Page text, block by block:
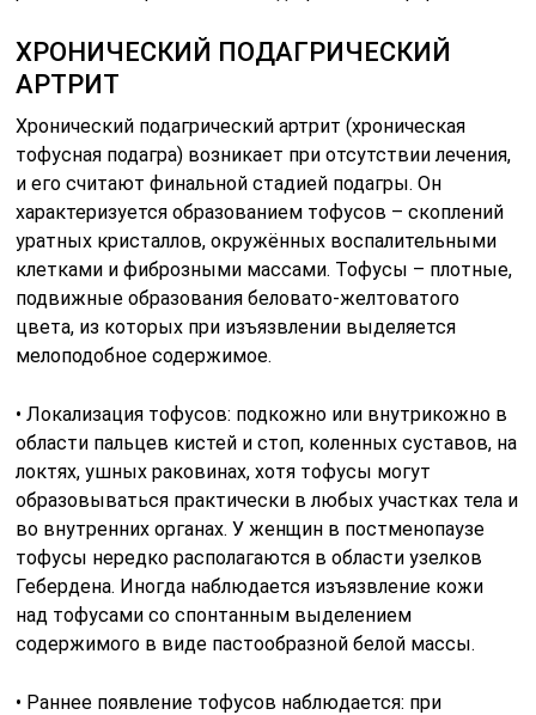
ХРОНИЧЕСКИЙ ПОДАГРИЧЕСКИЙ
АРТРИТ
Хронический подагрический артрит (хроническая
тофусная подагра) возникает при отсутствии лечения,
и его считают финальной стадией подагры. Он
характеризуется образованием тофусов – скоплений
уратных кристаллов, окружённых воспалительными
клетками и фиброзными массами. Тофусы – плотные,
подвижные образования беловато-желтоватого
цвета, из которых при изъязвлении выделяется
мелоподобное содержимое.
• Локализация тофусов: подкожно или внутрикожно в
области пальцев кистей и стоп, коленных суставов, на
локтях, ушных раковинах, хотя тофусы могут
образовываться практически в любых участках тела и
во внутренних органах. У женщин в постменопаузе
тофусы нередко располагаются в области узелков
Гебердена. Иногда наблюдается изъязвление кожи
над тофусами со спонтанным выделением
содержимого в виде пастообразной белой массы.
• Раннее появление тофусов наблюдается: при